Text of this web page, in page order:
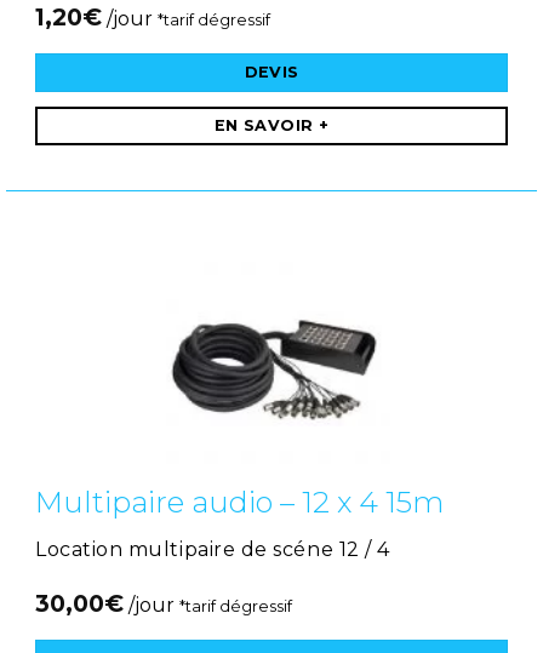
1,20€ /jour *tarif dégressif
DEVIS
EN SAVOIR +
Multipaire audio – 12 x 4 15m
Location multipaire de scéne 12 / 4
30,00€ /jour *tarif dégressif